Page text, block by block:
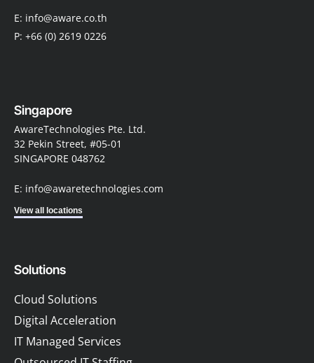
E: info@aware.co.th
P: +66 (0) 2619 0226
Singapore
AwareTechnologies Pte. Ltd.
32 Pekin Street, #05-01
SINGAPORE 048762
E: info@awaretechnologies.com
View all locations
Solutions
Cloud Solutions
Digital Acceleration
IT Managed Services